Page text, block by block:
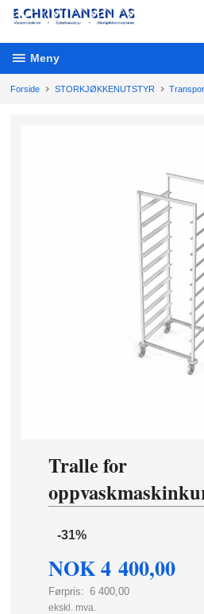
Gå
innholdet
Meny
Forside STORKJØKKENUTSTYR
Tralle for
NOK4 400,00
Førpris: 6 400,00
Rabatt
-31%
ekskl. mva.